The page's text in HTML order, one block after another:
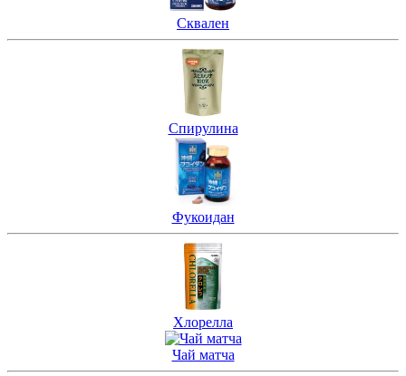
Сквален
Спирулина
Фукоидан
Хлорелла
Чай матча